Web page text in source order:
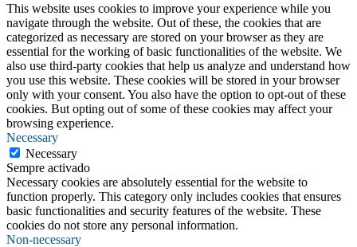
This website uses cookies to improve your experience while you
navigate through the website. Out of these, the cookies that are
categorized as necessary are stored on your browser as they are
essential for the working of basic functionalities of the website. We
also use third-party cookies that help us analyze and understand how
you use this website. These cookies will be stored in your browser
only with your consent. You also have the option to opt-out of these
cookies. But opting out of some of these cookies may affect your
browsing experience.
Necessary
Necessary
Sempre activado
Necessary cookies are absolutely essential for the website to
function properly. This category only includes cookies that ensures
basic functionalities and security features of the website. These
cookies do not store any personal information.
Non-necessary